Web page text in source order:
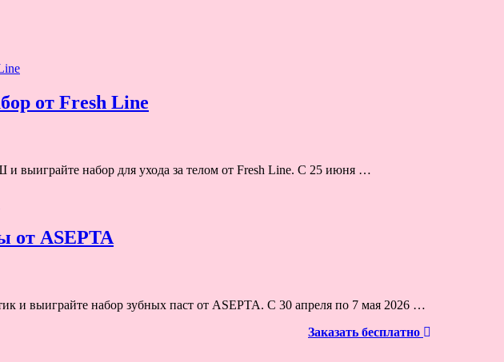
от Fresh Line
выиграйте набор для ухода за телом от Fresh Line. С 25 июня …
от ASEPTA
и выиграйте набор зубных паст от ASEPTA. С 30 апреля по 7 мая 2026 …
Заказать бесплатно